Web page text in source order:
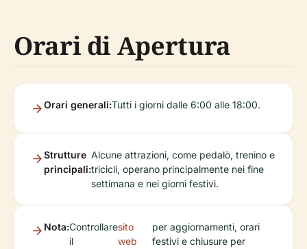
Orari di Apertura
Orari generali:Tutti i giorni dalle 6:00 alle 18:00.
Strutture
principali:
Alcune attrazioni, come pedalò, trenino e
tricicli, operano principalmente nei fine
settimana e nei giorni festivi.
Nota:Controllare
il
sito
web
per aggiornamenti, orari
festivi e chiusure per